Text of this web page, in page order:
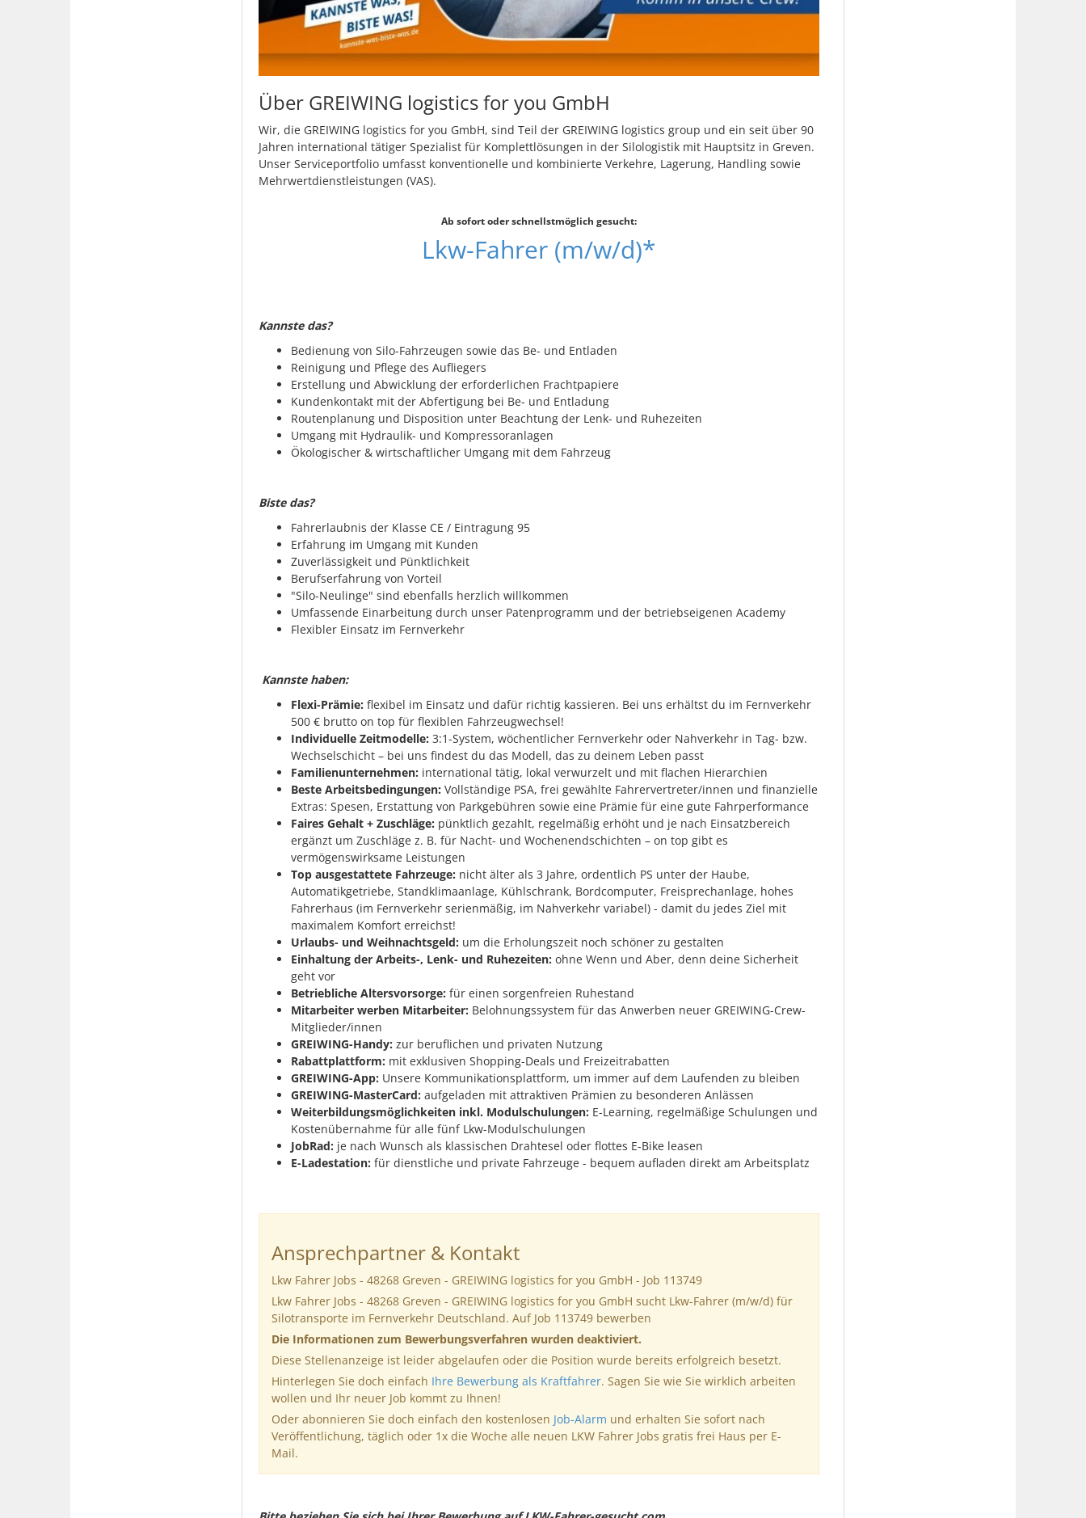
Über GREIWING logistics for you GmbH
Wir, die GREIWING logistics for you GmbH, sind Teil der GREIWING logistics group und ein seit über 90
Jahren international tätiger Spezialist für Komplettlösungen in der Silologistik mit Hauptsitz in Greven.
Unser Serviceportfolio umfasst konventionelle und kombinierte Verkehre, Lagerung, Handling sowie
Mehrwertdienstleistungen (VAS).
Ab sofort oder schnellstmöglich gesucht:
Lkw-Fahrer (m/w/d)*
Kannste das?
Bedienung von Silo-Fahrzeugen sowie das Be- und Entladen
Reinigung und Pflege des Aufliegers
Erstellung und Abwicklung der erforderlichen Frachtpapiere
Kundenkontakt mit der Abfertigung bei Be- und Entladung
Routenplanung und Disposition unter Beachtung der Lenk- und Ruhezeiten
Umgang mit Hydraulik- und Kompressoranlagen
Ökologischer & wirtschaftlicher Umgang mit dem Fahrzeug
Biste das?
Fahrerlaubnis der Klasse CE / Eintragung 95
Erfahrung im Umgang mit Kunden
Zuverlässigkeit und Pünktlichkeit
Berufserfahrung von Vorteil
"Silo-Neulinge" sind ebenfalls herzlich willkommen
Umfassende Einarbeitung durch unser Patenprogramm und der betriebseigenen Academy
Flexibler Einsatz im Fernverkehr
Kannste haben:
Flexi-Prämie: flexibel im Einsatz und dafür richtig kassieren. Bei uns erhältst du im Fernverkehr
500 € brutto on top für flexiblen Fahrzeugwechsel!
Individuelle Zeitmodelle: 3:1-System, wöchentlicher Fernverkehr oder Nahverkehr in Tag- bzw.
Wechselschicht – bei uns findest du das Modell, das zu deinem Leben passt
Familienunternehmen: international tätig, lokal verwurzelt und mit flachen Hierarchien
Beste Arbeitsbedingungen: Vollständige PSA, frei gewählte Fahrervertreter/innen und finanzielle
Extras: Spesen, Erstattung von Parkgebühren sowie eine Prämie für eine gute Fahrperformance
Faires Gehalt + Zuschläge: pünktlich gezahlt, regelmäßig erhöht und je nach Einsatzbereich
ergänzt um Zuschläge z. B. für Nacht- und Wochenendschichten – on top gibt es
vermögenswirksame Leistungen
Top ausgestattete Fahrzeuge: nicht älter als 3 Jahre, ordentlich PS unter der Haube,
Automatikgetriebe, Standklimaanlage, Kühlschrank, Bordcomputer, Freisprechanlage, hohes
Fahrerhaus (im Fernverkehr serienmäßig, im Nahverkehr variabel) - damit du jedes Ziel mit
maximalem Komfort erreichst!
Urlaubs- und Weihnachtsgeld: um die Erholungszeit noch schöner zu gestalten
Einhaltung der Arbeits-, Lenk- und Ruhezeiten: ohne Wenn und Aber, denn deine Sicherheit
geht vor
Betriebliche Altersvorsorge: für einen sorgenfreien Ruhestand
Mitarbeiter werben Mitarbeiter: Belohnungssystem für das Anwerben neuer GREIWING-Crew-
Mitglieder/innen
GREIWING-Handy: zur beruflichen und privaten Nutzung
Rabattplattform: mit exklusiven Shopping-Deals und Freizeitrabatten
GREIWING-App: Unsere Kommunikationsplattform, um immer auf dem Laufenden zu bleiben
GREIWING-MasterCard: aufgeladen mit attraktiven Prämien zu besonderen Anlässen
Weiterbildungsmöglichkeiten inkl. Modulschulungen: E-Learning, regelmäßige Schulungen und
Kostenübernahme für alle fünf Lkw-Modulschulungen
JobRad: je nach Wunsch als klassischen Drahtesel oder flottes E-Bike leasen
E-Ladestation: für dienstliche und private Fahrzeuge - bequem aufladen direkt am Arbeitsplatz
Ansprechpartner & Kontakt
Lkw Fahrer Jobs - 48268 Greven - GREIWING logistics for you GmbH - Job 113749
Lkw Fahrer Jobs - 48268 Greven - GREIWING logistics for you GmbH sucht Lkw-Fahrer (m/w/d) für
Silotransporte im Fernverkehr Deutschland. Auf Job 113749 bewerben
Die Informationen zum Bewerbungsverfahren wurden deaktiviert.
Diese Stellenanzeige ist leider abgelaufen oder die Position wurde bereits erfolgreich besetzt.
Hinterlegen Sie doch einfach Ihre Bewerbung als Kraftfahrer. Sagen Sie wie Sie wirklich arbeiten
wollen und Ihr neuer Job kommt zu Ihnen!
Oder abonnieren Sie doch einfach den kostenlosen Job-Alarm und erhalten Sie sofort nach
Veröffentlichung, täglich oder 1x die Woche alle neuen LKW Fahrer Jobs gratis frei Haus per E-
Mail.